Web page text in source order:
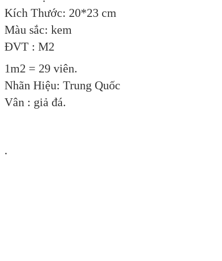
Kích Thước: 20*23 cm
Màu sắc: kem
ĐVT : M2
1m2 = 29 viên.
Nhãn Hiệu: Trung Quốc
Vân : giả đá.
.